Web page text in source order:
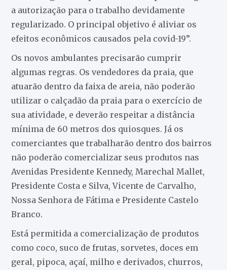
a autorização para o trabalho devidamente
regularizado. O principal objetivo é aliviar os
efeitos econômicos causados pela covid-19”.
Os novos ambulantes precisarão cumprir
algumas regras. Os vendedores da praia, que
atuarão dentro da faixa de areia, não poderão
utilizar o calçadão da praia para o exercício de
sua atividade, e deverão respeitar a distância
mínima de 60 metros dos quiosques. Já os
comerciantes que trabalharão dentro dos bairros
não poderão comercializar seus produtos nas
Avenidas Presidente Kennedy, Marechal Mallet,
Presidente Costa e Silva, Vicente de Carvalho,
Nossa Senhora de Fátima e Presidente Castelo
Branco.
Está permitida a comercialização de produtos
como coco, suco de frutas, sorvetes, doces em
geral, pipoca, açaí, milho e derivados, churros,